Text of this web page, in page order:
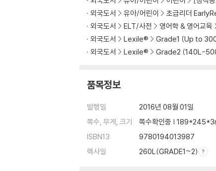
외국도서
유아/어린이 초급리더
외국도서
ELT/사전 영어학 & 영어교육
외국도서
Lexile®
Grade1 (Up to
외국도서
Lexile® Grade2 (140L-
품목정보
발행일
2016년 08월 01일
쪽수, 무게, 크기
쪽수확인중 |
ISBN13
9780194013987
렉사일
260L(GRADE1~2)